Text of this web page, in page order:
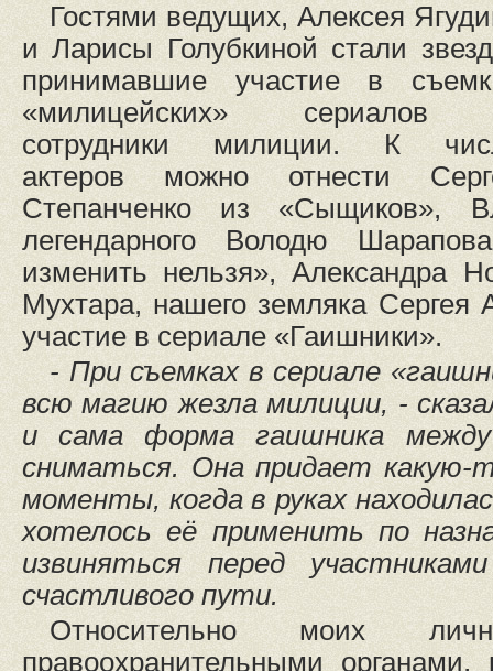
Гостями ведущих, Алексея
и Ларисы Голубкиной стали
принимавшие участие в
«милицейских»
сотрудники милиции. К
актеров можно отнести
Степанченко из «Сыщиков»,
легендарного Володю
изменить нельзя», Александра
Мухтара, нашего земляка Сергея
участие в сериале «Гаишники».
- При съемках в сериале
всю магию жезла милиции, -
и сама форма гаишника
сниматься. Она придает какую-
моменты, когда в руках
хотелось её применить по
извиняться перед
счастливого пути.
Относительно моих
правоохранительными